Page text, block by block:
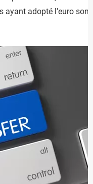
adopté l'euro